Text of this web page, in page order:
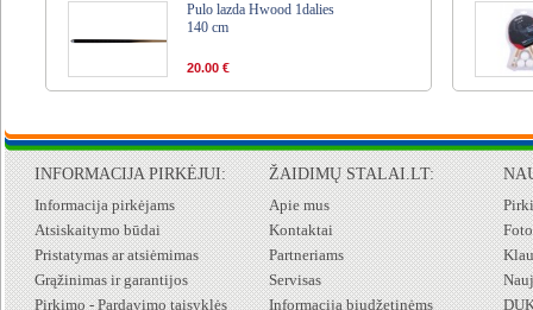
Pulo lazda Hwood 1dalies
140 cm
20.00 €
INFORMACIJA PIRKĖJUI:
Informacija pirkėjams
Atsiskaitymo būdai
Pristatymas ar atsiėmimas
Grąžinimas ir garantijos
Pirkimo - Pardavimo taisyklės
ŽAIDIMŲ STALAI.LT:
Apie mus
Kontaktai
Partneriams
Servisas
Informacija biudžetinėms